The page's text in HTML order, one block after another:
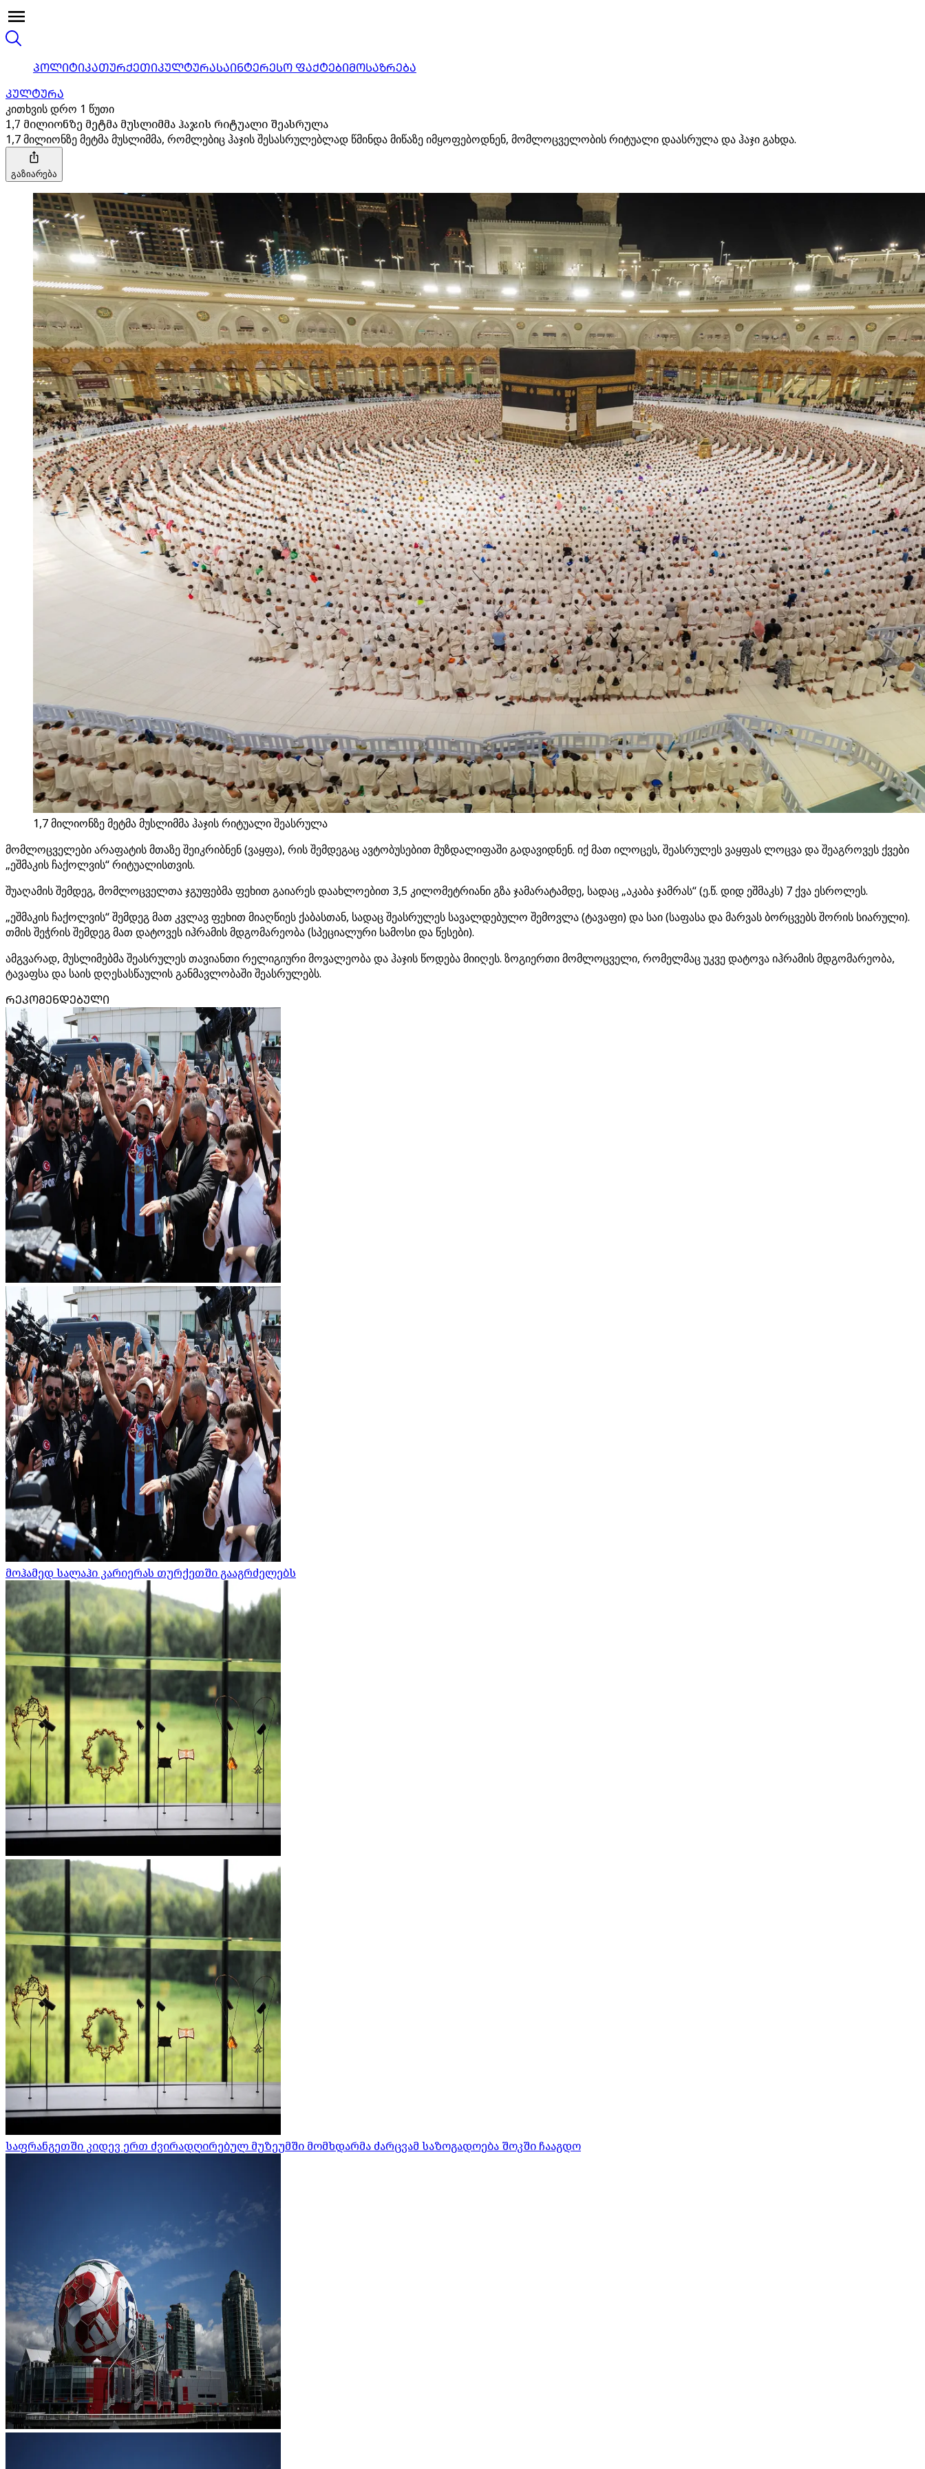
ᲞᲝᲚᲘᲢᲘᲙᲐᲗᲣᲠᲥᲔᲗᲘᲙᲣᲚᲢᲣᲠᲐᲡᲐᲘᲜᲢᲔᲠᲔᲡᲝ ᲤᲐᲥᲢᲔᲑᲘᲛᲝᲡᲐᲖᲠᲔᲑᲐ
ᲙᲣᲚᲢᲣᲠᲐ
კითხვის დრო 1 წუთი
1,7 მილიონზე მეტმა მუსლიმმა ჰაჯის რიტუალი შეასრულა
1,7 მილიონზე მეტმა მუსლიმმა, რომლებიც ჰაჯის შესასრულებლად წმინდა მიწაზე იმყოფებოდნენ, მომლოცველობის რიტუალი დაასრულა და ჰაჯი გახდა.
გაზიარება
1,7 მილიონზე მეტმა მუსლიმმა ჰაჯის რიტუალი შეასრულა
მომლოცველები არაფატის მთაზე შეიკრიბნენ (ვაყფა), რის შემდეგაც ავტობუსებით მუზდალიფაში გადავიდნენ. იქ მათ ილოცეს, შეასრულეს ვაყფას ლოცვა და შეაგროვეს ქვები
„ეშმაკის ჩაქოლვის“ რიტუალისთვის.
შუაღამის შემდეგ, მომლოცველთა ჯგუფებმა ფეხით გაიარეს დაახლოებით 3,5 კილომეტრიანი გზა ჯამარატამდე, სადაც „აკაბა ჯამრას“ (ე.წ. დიდ ეშმაკს) 7 ქვა ესროლეს.
„ეშმაკის ჩაქოლვის“ შემდეგ მათ კვლავ ფეხით მიაღწიეს ქაბასთან, სადაც შეასრულეს სავალდებულო შემოვლა (ტავაფი) და საი (საფასა და მარვას ბორცვებს შორის სიარული).
თმის შეჭრის შემდეგ მათ დატოვეს იჰრამის მდგომარეობა (სპეციალური სამოსი და წესები).
ამგვარად, მუსლიმებმა შეასრულეს თავიანთი რელიგიური მოვალეობა და ჰაჯის წოდება მიიღეს. ზოგიერთი მომლოცველი, რომელმაც უკვე დატოვა იჰრამის მდგომარეობა,
ტავაფსა და საის დღესასწაულის განმავლობაში შეასრულებს.
ᲠᲔᲙᲝᲛᲔᲜᲓᲔᲑᲣᲚᲘ
მოჰამედ სალაჰი კარიერას თურქეთში გააგრძელებს
საფრანგეთში კიდევ ერთ ძვირადღირებულ მუზეუმში მომხდარმა ძარცვამ საზოგადოება შოკში ჩააგდო